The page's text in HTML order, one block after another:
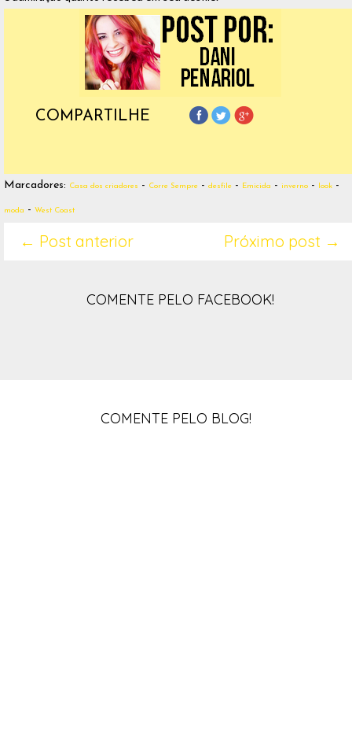
COMPARTILHE
Marcadores: Casa dos criadores - Corre Sempre - desfile - Emicida - inverno - look -
moda - West Coast
Próximo post →
← Post anterior
COMENTE PELO FACEBOOK!
COMENTE PELO BLOG!